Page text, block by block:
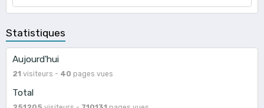
Statistiques
Aujourd'hui
21 visiteurs - 40 pages vues
Total